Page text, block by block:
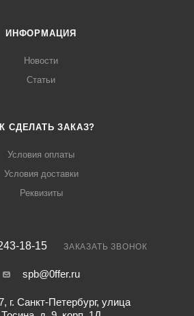
ИНФОРМАЦИЯ
Новости
Статьи
СДЕЛАТЬ ЗАКАЗ?
Условия оплаты
Условия доставки
Реквизиты
18-15 ЗАКАЗАТЬ ЗВОНОК
spb@0ffer.ru
г. Санкт-Петербург, улица